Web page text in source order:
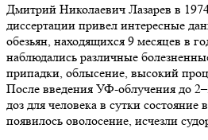
Дмитрий Николаевич Лазарев в
диссертации привел интересные
обезьян, находящихся 9 месяцев в
наблюдались различные
припадки, облысение, высокий
После введения УФ-облучения до
доз для человека в сутки состояние
появилось оволосение, исчезли